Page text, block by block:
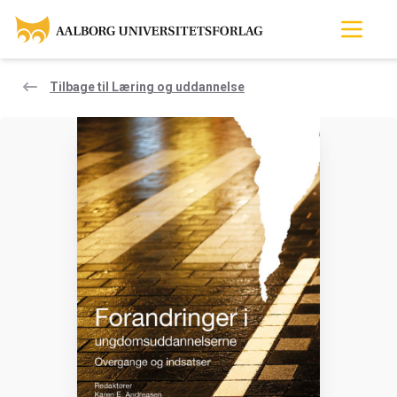
Tilbage til Læring og uddannelse